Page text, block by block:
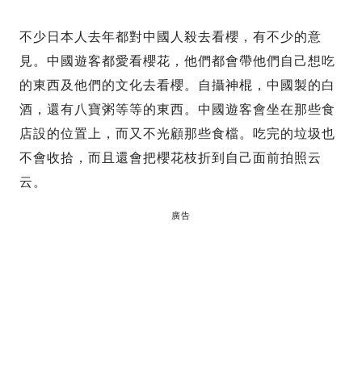
不少日本人去年都對中國人殺去看櫻，有不少的意
見。中國遊客都愛看櫻花，他們都會帶他們自己想吃
的東西及他們的文化去看櫻。自攝神棍，中國製的白
酒，還有八寶粥等等的東西。中國遊客會坐在那些食
店設的位置上，而又不光顧那些食檔。吃完的垃圾也
不會收拾，而且還會把櫻花枝折到自己面前拍照云
云。
廣告